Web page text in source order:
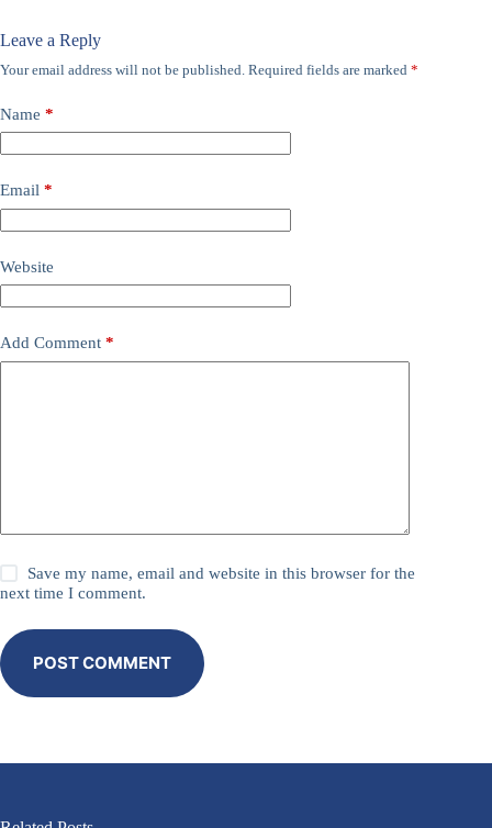
Leave a Reply
Your email address will not be published. Required fields are marked *
Name *
Email *
Website
Add Comment *
Save my name, email and website in this browser for the
next time I comment.
POST COMMENT